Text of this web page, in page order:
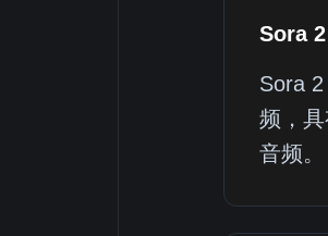
Sora
Sora
频，
音频。